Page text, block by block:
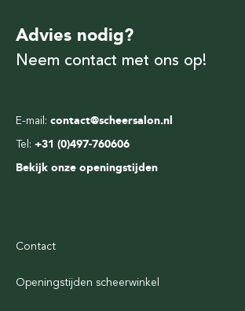
E-mail: contact@scheersalon.nl
Tel: +31 (0)497-760606
Bekijk onze openingstijden
Advies nodig?
Neem contact met ons op!
Contact
Openingstijden scheerwinkel